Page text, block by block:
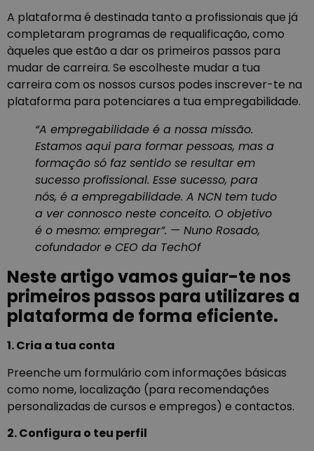
A plataforma é destinada tanto a profissionais que já
completaram programas de requalificação, como
àqueles que estão a dar os primeiros passos para
mudar de carreira. Se escolheste mudar a tua
carreira com os nossos cursos podes inscrever-te na
plataforma para potenciares a tua empregabilidade.
“A empregabilidade é a nossa missão.
Estamos aqui para formar pessoas, mas a
formação só faz sentido se resultar em
sucesso profissional. Esse sucesso, para
nós, é a empregabilidade. A NCN tem tudo
a ver connosco neste conceito. O objetivo
é o mesmo: empregar”. — Nuno Rosado,
cofundador e CEO da TechOf
Neste artigo vamos guiar-te nos
primeiros passos para utilizares a
plataforma de forma eficiente.
1. Cria a tua conta
Preenche um formulário com informações básicas
como nome, localização (para recomendações
personalizadas de cursos e empregos) e contactos.
2. Configura o teu perfil